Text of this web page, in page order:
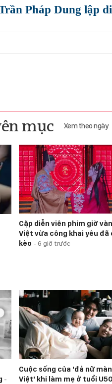
Pháp Dung lập
mục Xem theo ngày
Cặp diễn viên phim giờ
Việt vừa công khai yêu đã
kèo - 6 giờ trước
-
Cuộc sống của 'đả nữ
Việt' khi làm mẹ ở tuổi U50